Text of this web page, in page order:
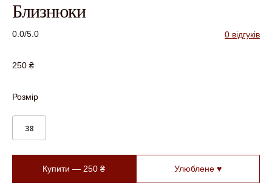
Близнюки
0.0/5.0 0 відгуків
250 ₴
Розмір
38
Купити —250₴ Улюблене ♥